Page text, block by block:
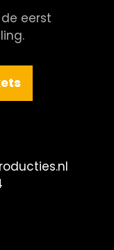
eerst